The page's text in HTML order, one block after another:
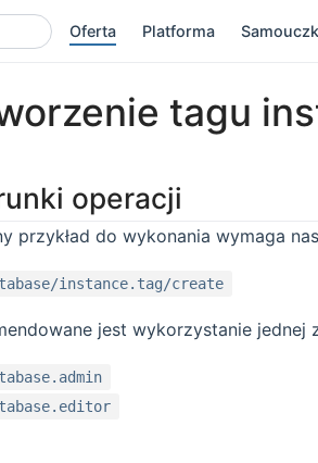
Oferta Platforma
tagu
operacji
przykład do wykonania wymaga
instance.tag/create
jest wykorzystanie jednej